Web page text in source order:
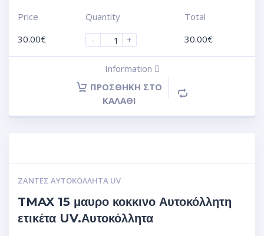
Price
30.00€
Quantity
-
+
Total
30.00€
Information
ΠΡΟΣΘΉΚΗ ΣΤΟ
ΚΑΛΆΘΙ
ΖΆΝΤΕΣ ΑΥΤΟΚΌΛΛΗΤΑ UV
TMAX 15 μαυρο κοκκινο Αυτοκόλλητη
ετικέτα UV.Αυτοκόλλητα